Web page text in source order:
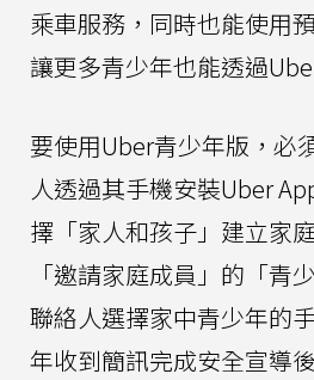
乘車服務，同時也能使用
讓更多青少年也能透過
要使用Uber青少年版，必
人透過其手機安裝Uber
擇「家人和孩子」建立家
「邀請家庭成員」的「青
聯絡人選擇家中青少年的
年收到簡訊完成安全宣導